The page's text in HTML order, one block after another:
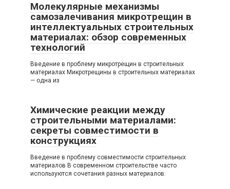
Молекулярные механизмы
самозалечивания микротрещин в
интеллектуальных строительных
материалах: обзор современных
технологий
Введение в проблему микротрещин в строительных
материалах Микротрещины в строительных материалах
— одна из
Химические реакции между
строительными материалами:
секреты совместимости в
конструкциях
Введение в проблему совместимости строительных
материалов В современном строительстве часто
используются сочетания разных материалов: